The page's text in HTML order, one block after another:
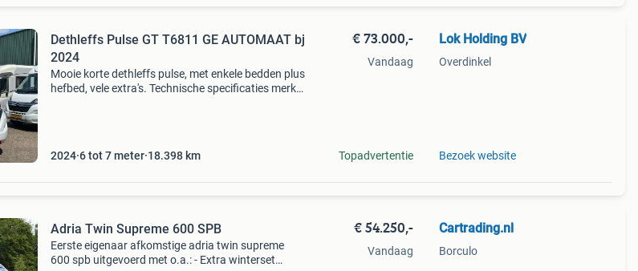
Dethleffs Pulse GT T6811 GE AUTOMAAT bj
2024
Mooie korte dethleffs pulse, met enkele bedden plus
hefbed, vele extra's. Technische specificaties merk:
2024 6 tot 7 meter 18.398 km
€ 73.000,-
Vandaag
Topadvertentie
Lok Holding BV
Overdinkel
Bezoek website
Adria Twin Supreme 600 SPB
Eerste eigenaar afkomstige adria twin supreme
600 spb uitgevoerd met o.a.: - Extra winterset
€ 54.250,-
Vandaag
Cartrading.nl
Borculo